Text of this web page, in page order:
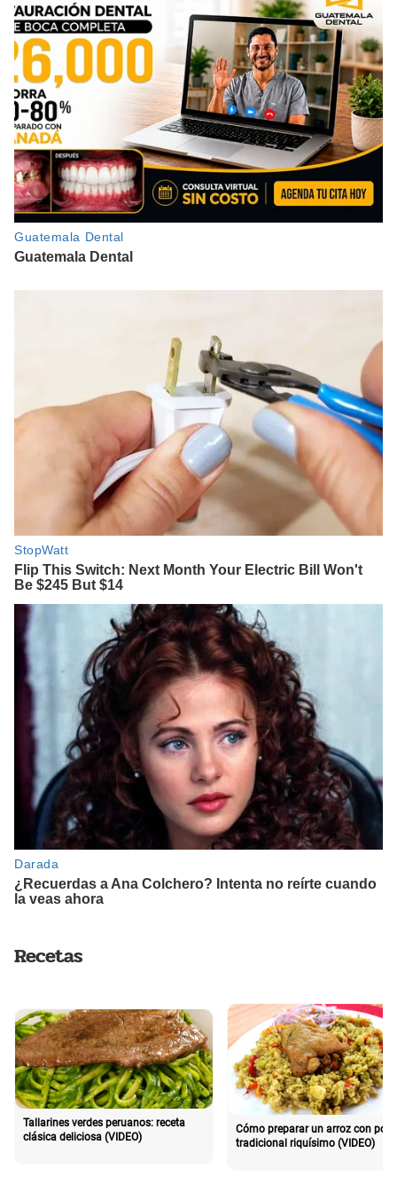
Recetas
Tallarines verdes peruanos: receta
clásica deliciosa (VIDEO)
Cómo preparar un arroz con pollo
tradicional riquísimo (VIDEO)